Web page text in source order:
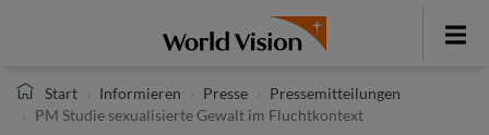
Toggle
Start
Informieren Presse
Pressemitteilungen
PM Studie sexualisierte Gewalt im Fluchtkontext